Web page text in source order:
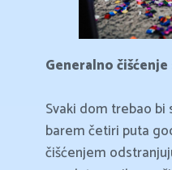
Generalno
Svaki dom trebao
barem četiri puta
čišćenjem